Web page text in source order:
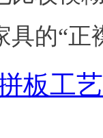
的“正
板工